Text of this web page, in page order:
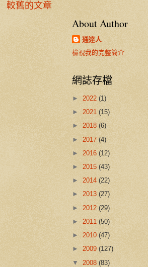
較舊的文章
About Author
通達人
檢視我的完整簡介
網誌存檔
► 2022 (1)
► 2021 (15)
► 2018 (6)
► 2017 (4)
► 2016 (12)
► 2015 (43)
► 2014 (22)
► 2013 (27)
► 2012 (29)
► 2011 (50)
► 2010 (47)
► 2009 (127)
▼ 2008 (83)